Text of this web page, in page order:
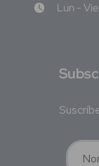
Lun -
S